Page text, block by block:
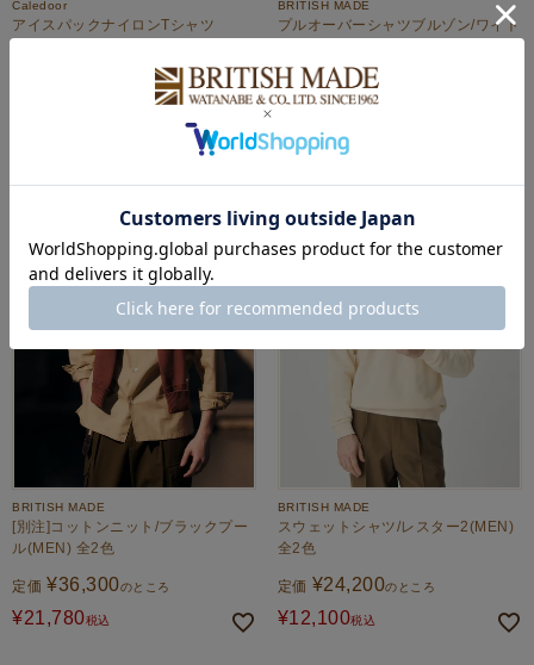
Caledoor
アイスパックナイロンTシャツ
BRITISH MADE
プルオーバーシャツブルゾン/ワイト
定価 ¥22,000
BRITISH MADE
[別注]コットンニット/ブラックプー
ル(MEN) 全2色
定価 ¥36,300のところ
¥21,780税込
BRITISH MADE
スウェットシャツ/レスター2(MEN)
全2色
定価 ¥24,200のところ
¥12,100税込